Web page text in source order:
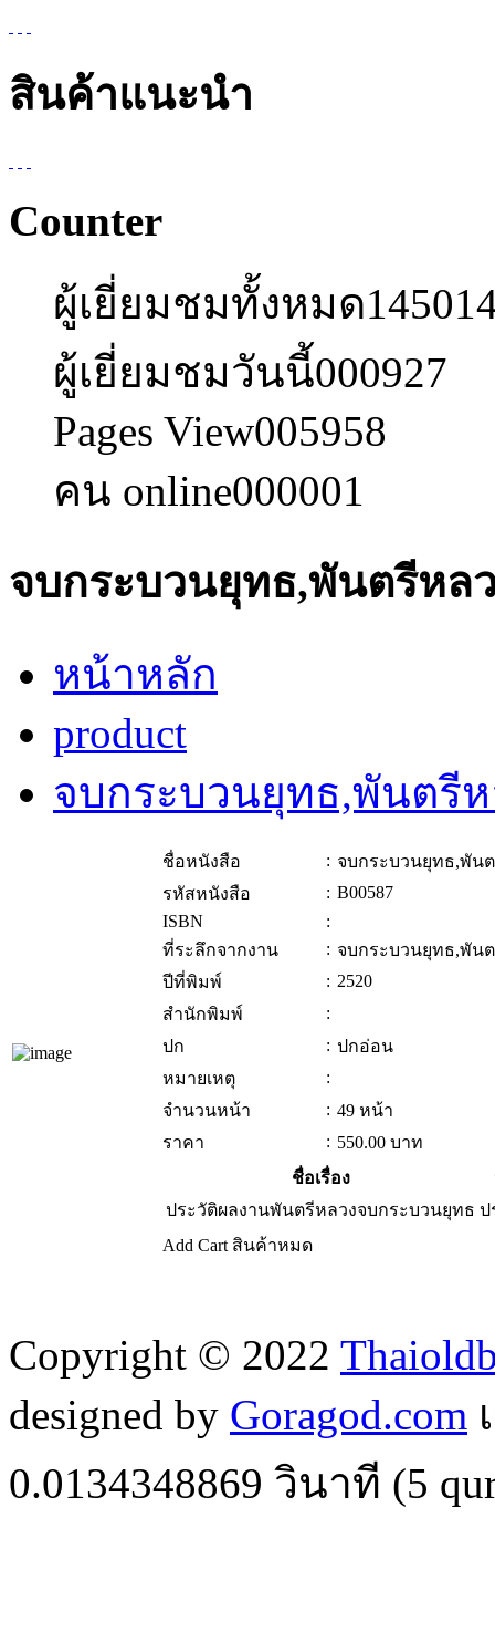
สินค้าแนะนำ
Counter
ผู้เยี่ยมชมทั้งหมด
ผู้เยี่ยมชมวันนี้000927
Pages View005958
คน online000001
จบกระบวนยุทธ,พันตรีหล
หน้าหลัก
product
จบกระบวนยุทธ,พันตรีห
ชื่อหนังสือ : จบกระบวนยุทธ,พัน
รหัสหนังสือ
: B00587
ISBN
:
ที่ระลึกจากงาน
: จบกระบวนยุทธ,พัน
ปีที่พิมพ์
: 2520
สำนักพิมพ์
:
ปก
: ปกอ่อน
หมายเหตุ
:
จำนวนหน้า
: 49 หน้า
ราคา
: 550.00 บาท
ชื่อเรื่อง
ประวัติผลงานพันตรีหลวงจบกระบวนยุทธ ป
Add Cart สินค้าหมด
Copyright © 2022
designed by Goragod.com
0.0134348869 วินาที (5